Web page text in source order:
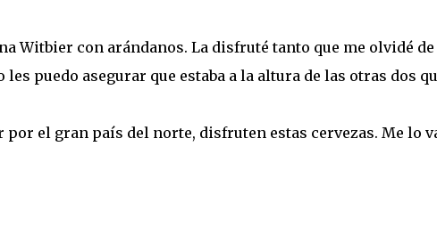
Witbier con arándanos. La disfruté tanto que me olvidé de
puedo asegurar que estaba a la altura de las otras dos
por el gran país del norte, disfruten estas cervezas. Me lo